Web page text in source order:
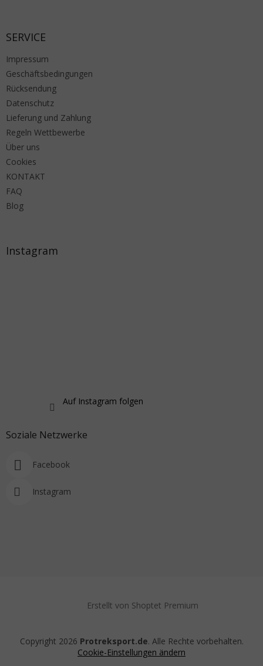
SERVICE
Impressum
Geschäftsbedingungen
Rücksendung
Datenschutz
Lieferung und Zahlung
Regeln Wettbewerbe
Über uns
Cookies
KONTAKT
FAQ
Blog
Instagram
Auf Instagram folgen
Soziale Netzwerke
Facebook
Instagram
Erstellt von Shoptet Premium
Copyright 2026 Protreksport.de. Alle Rechte vorbehalten.
Cookie-Einstellungen ändern